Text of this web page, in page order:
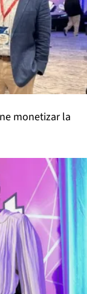
monetizar la